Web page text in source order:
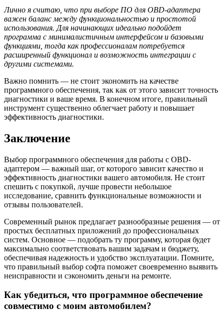
Лично я считаю, что при выборе ПО для OBD-адаптера
важен баланс между функциональностью и простотой
использования. Для начинающих идеально подойдет
программа с минималистичным интерфейсом и базовыми
функциями, тогда как профессионалам потребуется
расширенный функционал и возможность интеграции с
другими системами.
Важно помнить — не стоит экономить на качестве
программного обеспечения, так как от этого зависит точность
диагностики и ваше время. В конечном итоге, правильный
инструмент существенно облегчает работу и повышает
эффективность диагностики.
Заключение
Выбор программного обеспечения для работы с OBD-
адаптером — важный шаг, от которого зависит качество и
эффективность диагностики вашего автомобиля. Не стоит
спешить с покупкой, лучше провести небольшое
исследование, сравнить функциональные возможности и
отзывы пользователей.
Современный рынок предлагает разнообразные решения — от
простых бесплатных приложений до профессиональных
систем. Основное — подобрать ту программу, которая будет
максимально соответствовать вашим задачам и бюджету,
обеспечивая надежность и удобство эксплуатации. Помните,
что правильный выбор софта поможет своевременно выявить
неисправности и сэкономить деньги на ремонте.
Как убедиться, что программное обеспечение
совместимо с моим автомобилем?